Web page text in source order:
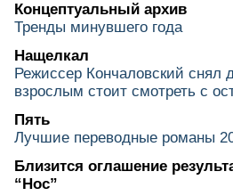
Концептуальный архив
Тренды минувшего года
Нащелкал
Режиссер Кончаловский снял
взрослым стоит смотреть с
Пять
Лучшие переводные романы
Близится оглашение
“Нос”